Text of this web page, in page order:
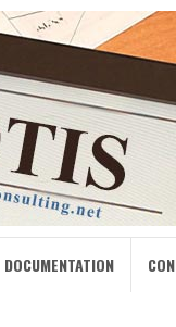
DOCUMENTATION